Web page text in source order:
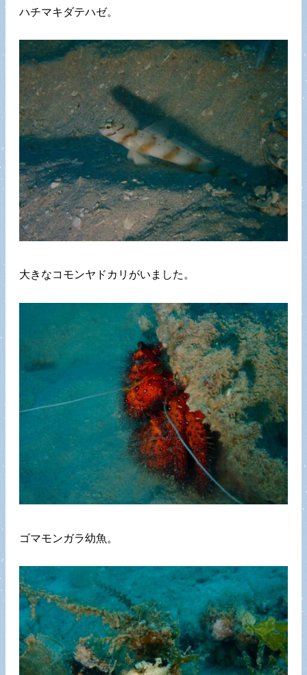
ハチマキダテハゼ。
大きなコモンヤドカリがいました。
ゴマモンガラ幼魚。